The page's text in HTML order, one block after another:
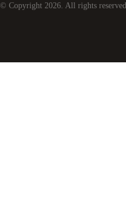
© Copyright 2026 . All rights reserved.